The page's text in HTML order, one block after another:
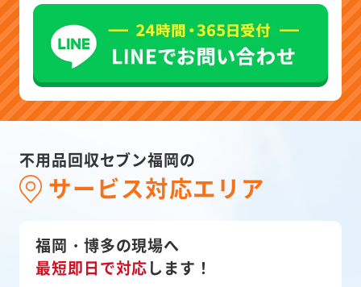
不用品回収セブン福岡の
サービス対応エリア
福岡・博多の現場へ
最短即日で対応します！